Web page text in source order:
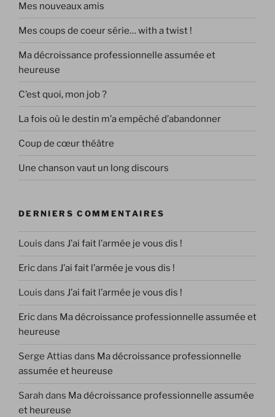
Mes nouveaux amis
Mes coups de coeur série… with a twist !
Ma décroissance professionnelle assumée et
heureuse
C’est quoi, mon job ?
La fois où le destin m’a empêché d’abandonner
Coup de cœur théâtre
Une chanson vaut un long discours
DERNIERS COMMENTAIRES
Louis dans J’ai fait l’armée je vous dis !
Ericdans J’ai fait l’armée je vous dis !
Louis dans J’ai fait l’armée je vous dis !
Ericdans Ma décroissance professionnelle assumée et
heureuse
Serge Attias dans Ma décroissance professionnelle
assumée et heureuse
Sarah dans Ma décroissance professionnelle assumée
et heureuse